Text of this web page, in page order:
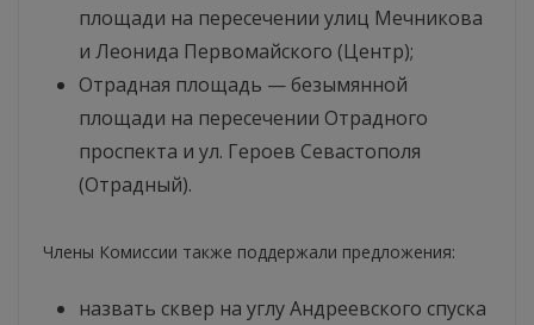
площади на пересечении улиц Мечникова
и Леонида Первомайского (Центр);
Отрадная площадь — безымянной
площади на пересечении Отрадного
проспекта и ул. Героев Севастополя
(Отрадный).
Члены Комиссии также поддержали предложения:
назвать сквер на углу Андреевского спуска